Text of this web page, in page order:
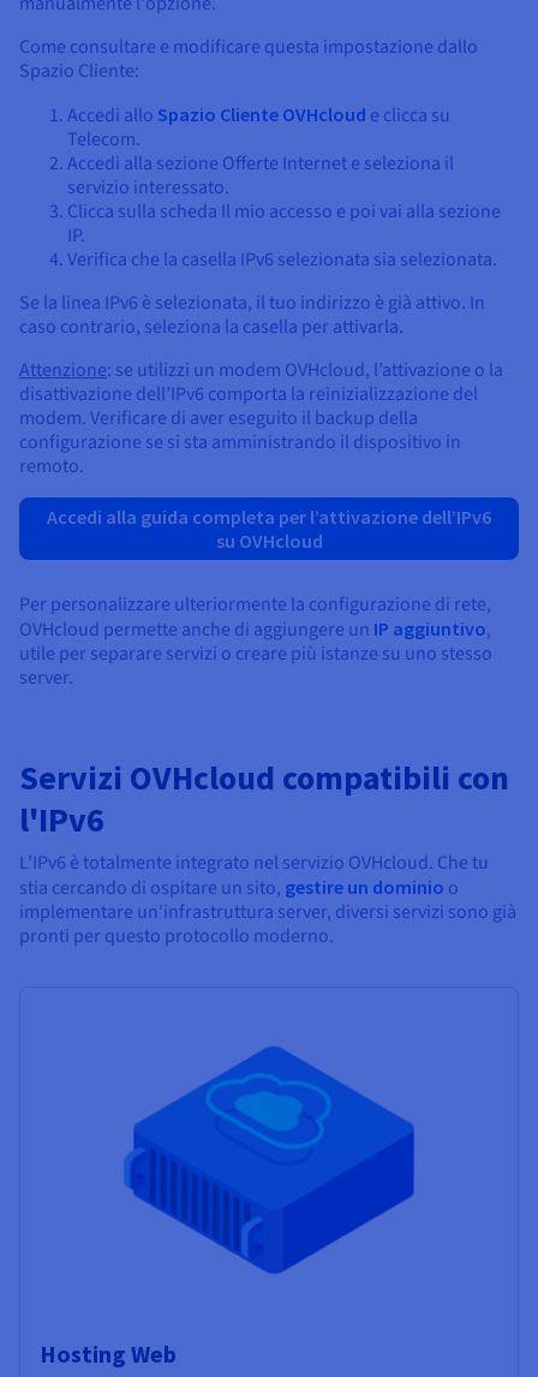
Come consultare e modificare questa impostazione dallo
Spazio Cliente:
Accedi allo Spazio Cliente OVHcloud e clicca su
Telecom.
Accedi alla sezione Offerte Internet e seleziona il
servizio interessato.
Clicca sulla scheda Il mio accesso e poi vai alla sezione
IP.
Verifica che la casella IPv6 selezionata sia selezionata.
Se la linea IPv6 è selezionata, il tuo indirizzo è già attivo. In
caso contrario, seleziona la casella per attivarla.
Attenzione: se utilizzi un modem OVHcloud, l’attivazione o la
disattivazione dell’IPv6 comporta la reinizializzazione del
modem. Verificare di aver eseguito il backup della
configurazione se si sta amministrando il dispositivo in
remoto.
Accedi alla guida completa per l’attivazione dell’IPv6
su OVHcloud
Per personalizzare ulteriormente la configurazione di rete,
OVHcloud permette anche di aggiungere un IP aggiuntivo,
utile per separare servizi o creare più istanze su uno stesso
server.
Servizi OVHcloud compatibili con
l'IPv6
L’IPv6 è totalmente integrato nel servizio OVHcloud. Che tu
stia cercando di ospitare un sito, gestire un dominio o
implementare un'infrastruttura server, diversi servizi sono già
pronti per questo protocollo moderno.
Hosting Web